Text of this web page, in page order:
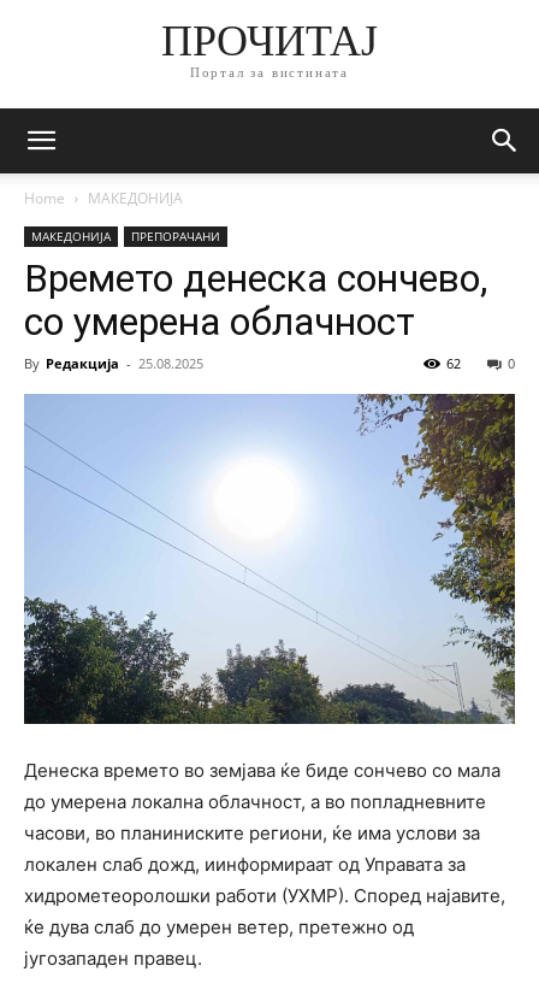
ПРОЧИТАЈ
Портал за вистината
Home МАКЕДОНИЈА
МАКЕДОНИЈА ПРЕПОРАЧАНИ
Времето денеска сончево,
со умерена облачност
By Редакција - 25.08.2025 0
62
Денеска времето во земјава ќе биде сончево со мала
до умерена локална облачност, а во попладневните
часови, во планиниските региони, ќе има услови за
локален слаб дожд, иинформираат од Управата за
хидрометеоролошки работи (УХМР). Според најавите,
ќе дува слаб до умерен ветер, претежно од
југозападен правец.